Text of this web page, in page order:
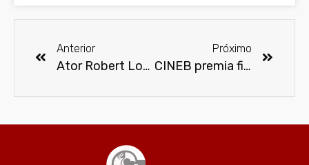
Anterior
Ator Robert Loggia morre aos 85 anos
Próximo
CINEB premia filmes exibidos gratuitamente na periferia de São Paulo